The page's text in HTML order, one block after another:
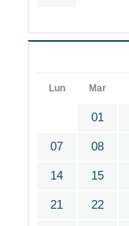
Lun Mar
01
07 08
14 15
21 22